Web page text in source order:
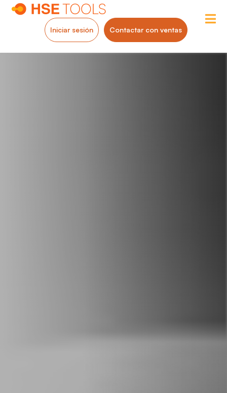
Iniciar sesión Contactar con ventas